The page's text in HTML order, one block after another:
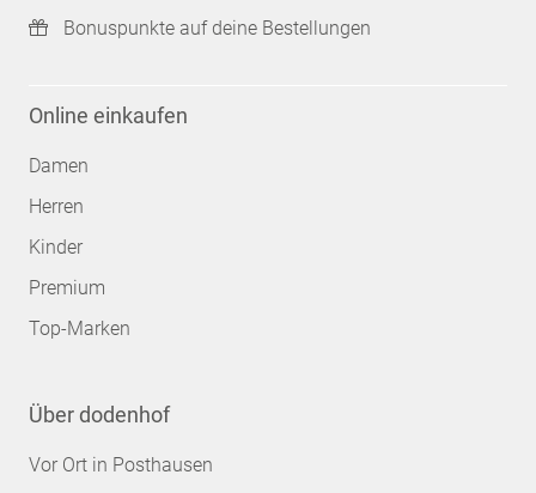
Bonuspunkte auf deine Bestellungen
Online einkaufen
Damen
Herren
Kinder
Premium
Top-Marken
Über dodenhof
Vor Ort in Posthausen